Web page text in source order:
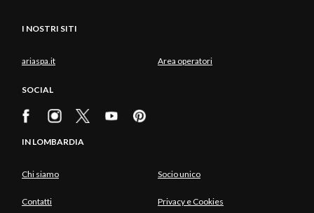
I NOSTRI SITI
ariaspa.it Area operatori
SOCIAL
IN LOMBARDIA
Chi siamo Socio unico
Contatti Privacy e Cookies